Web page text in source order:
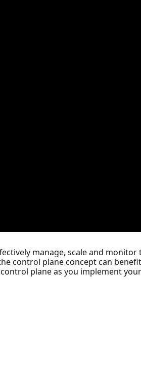
manage, scale and
control plane concept can
plane as you implement